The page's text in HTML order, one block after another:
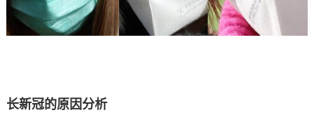
长新冠的原因分析